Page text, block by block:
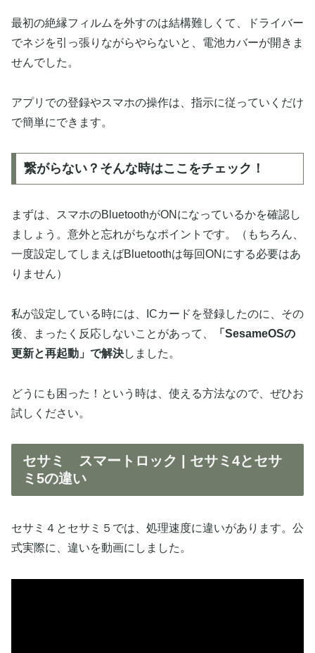
最初の絶縁フィルムを外すのは結構難しくて、ドライバー
でネジを引っ張りながらやらないと、電池カバーが開きま
せんでした。
アプリでの登録やスマホの操作は、指示に従っていくだけ
で簡単にできます。
繋がらない？そんな時はここをチェック！
まずは、スマホのBluetoothがONになっているかを確認し
ましょう。意外と忘れがちなポイントです。（もちろん、
一度設定してしまえばBluetoothは毎回ONにする必要はあ
りません）
私が設定している時には、ICカードを登録したのに、その
後、まったく反応しないことがあって、
「SesameOSの
更新と再起動」で解決しました。
どうにも困った！という時は、使える方法なので、ぜひお
試しください。
セサミ スマートロック | セサミ4とセサ
ミ5の違い
セサミ４とセサミ５では、処理速度に違いがあります。公
式実際に、違いを動画にしました。